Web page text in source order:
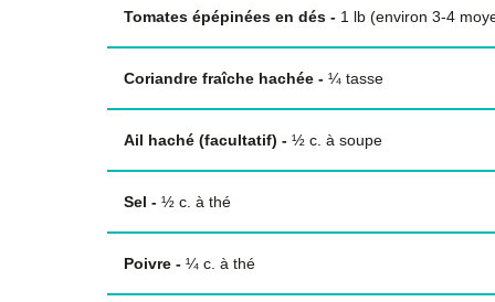
Tomates épépinées en dés - 1 lb (environ 3-4
Coriandre fraîche hachée - ¼ tasse
Ail haché (facultatif) - ½ c. à soupe
Sel - ½ c. à thé
Poivre - ¼ c. à thé